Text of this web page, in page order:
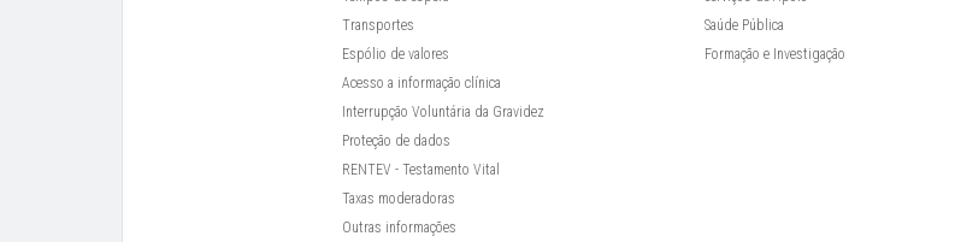
Transportes
Espólio de valores
Acesso a informação clínica
Interrupção Voluntária da Gravidez
Proteção de dados
RENTEV - Testamento Vital
Taxas moderadoras
Outras informações
Saúde Pública
Formação e Investigação